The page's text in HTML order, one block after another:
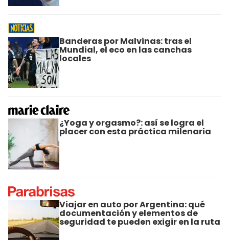
Banderas por Malvinas: tras el
Mundial, el eco en las canchas
locales
¿Yoga y orgasmo?: así se logra el
placer con esta práctica milenaria
Viajar en auto por Argentina: qué
documentación y elementos de
seguridad te pueden exigir en la ruta